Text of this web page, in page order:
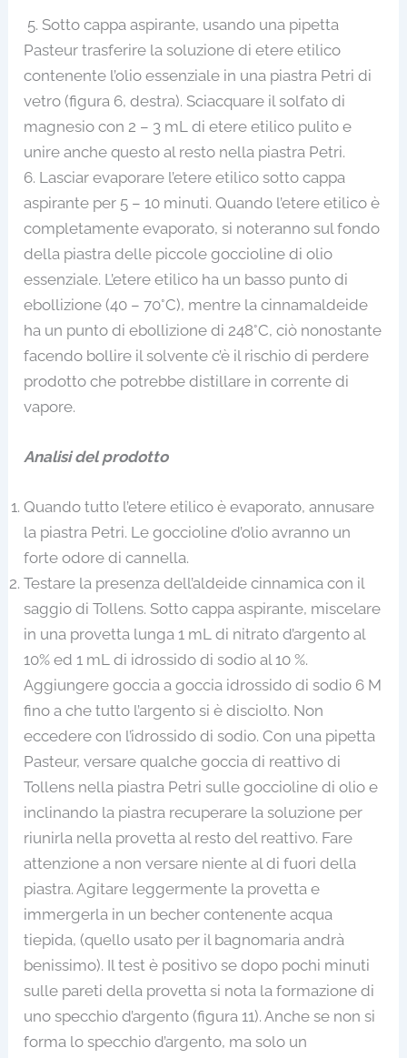
5. Sotto cappa aspirante, usando una pipetta
Pasteur trasferire la soluzione di etere etilico
contenente l’olio essenziale in una piastra Petri di
vetro (figura 6, destra). Sciacquare il solfato di
magnesio con 2 – 3 mL di etere etilico pulito e
unire anche questo al resto nella piastra Petri.
6. Lasciar evaporare l’etere etilico sotto cappa
aspirante per 5 – 10 minuti. Quando l’etere etilico è
completamente evaporato, si noteranno sul fondo
della piastra delle piccole goccioline di olio
essenziale. L’etere etilico ha un basso punto di
ebollizione (40 – 70°C), mentre la cinnamaldeide
ha un punto di ebollizione di 248°C, ciò nonostante
facendo bollire il solvente c’è il rischio di perdere
prodotto che potrebbe distillare in corrente di
vapore.
Analisi del prodotto
Quando tutto l’etere etilico è evaporato, annusare
la piastra Petri. Le goccioline d’olio avranno un
forte odore di cannella.
Testare la presenza dell’aldeide cinnamica con il
saggio di Tollens. Sotto cappa aspirante, miscelare
in una provetta lunga 1 mL di nitrato d’argento al
10% ed 1 mL di idrossido di sodio al 10 %.
Aggiungere goccia a goccia idrossido di sodio 6 M
fino a che tutto l’argento si è disciolto. Non
eccedere con l’idrossido di sodio. Con una pipetta
Pasteur, versare qualche goccia di reattivo di
Tollens nella piastra Petri sulle goccioline di olio e
inclinando la piastra recuperare la soluzione per
riunirla nella provetta al resto del reattivo. Fare
attenzione a non versare niente al di fuori della
piastra. Agitare leggermente la provetta e
immergerla in un becher contenente acqua
tiepida, (quello usato per il bagnomaria andrà
benissimo). Il test è positivo se dopo pochi minuti
sulle pareti della provetta si nota la formazione di
uno specchio d’argento (figura 11). Anche se non si
forma lo specchio d’argento, ma solo un